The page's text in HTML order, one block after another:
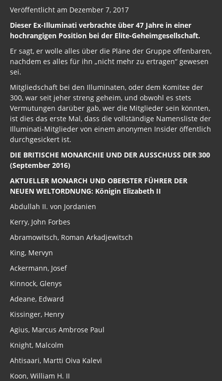
Veröffentlicht am Dezember 7, 2017
Dieser Ex-Illuminati verbrachte über 47 Jahre in einer
hochrangigen Position bei der Elite-Geheimgesellschaft.
Er sagt, er wolle alles über die Pläne der Gruppe offenbaren,
nachdem es alles für ihn „nicht mehr zu ertragen“ gewesen
sei.
Mitgliedschaft bei den Illuminaten, oder dem Komitee der
300, war seit jeher streng geheim, und obwohl es stets
Vermutungen darüber gab, wer die Mitglieder sein könnten,
ist dies das erste Mal, dass die vollständige Namensliste der
Illuminati-Mitglieder von einem anonymen Insider öffentlich
durchgesickert ist.
DIE BRITISCHE MONARCHIE UND DER AUSSCHUSS DER 300
(September 2016)
AKTUELLER MONARCH UND OBERSTER FÜHRER DER
NEUEN WELTORDNUNG: Königin Elizabeth II
Abdullah II. von Jordanien
Kerry, John Forbes
Abramowitsch, Roman Arkadjewitsch
King, Mervyn
Ackermann, Josef
Kinnock, Glenys
Adeane, Edward
Kissinger, Henry
Agius, Marcus Ambrose Paul
Knight, Malcolm
Ahtisaari, Martti Oiva Kalevi
Koon, William H. II